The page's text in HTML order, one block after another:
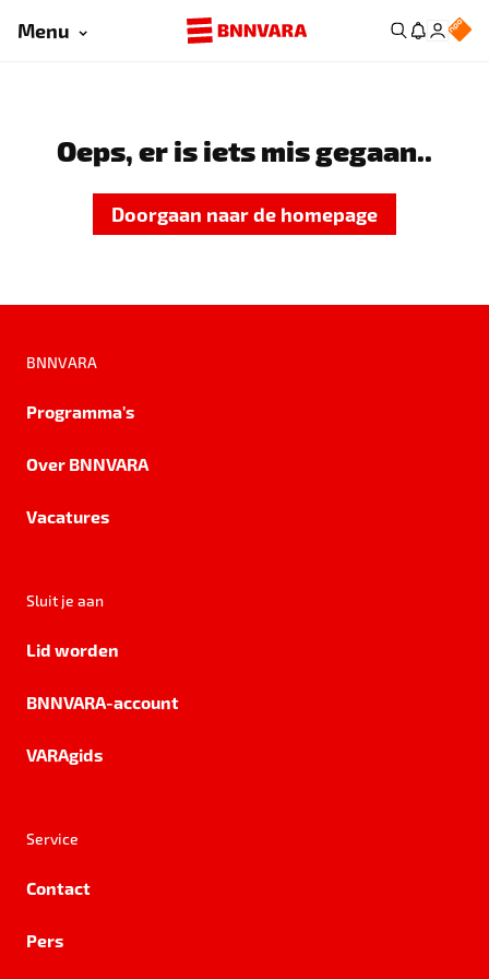
Menu
Oeps, er is iets mis gegaan..
Doorgaan naar de homepage
BNNVARA
Programma's
Over BNNVARA
Vacatures
Sluit je aan
Lid worden
BNNVARA-account
VARAgids
Service
Contact
Pers